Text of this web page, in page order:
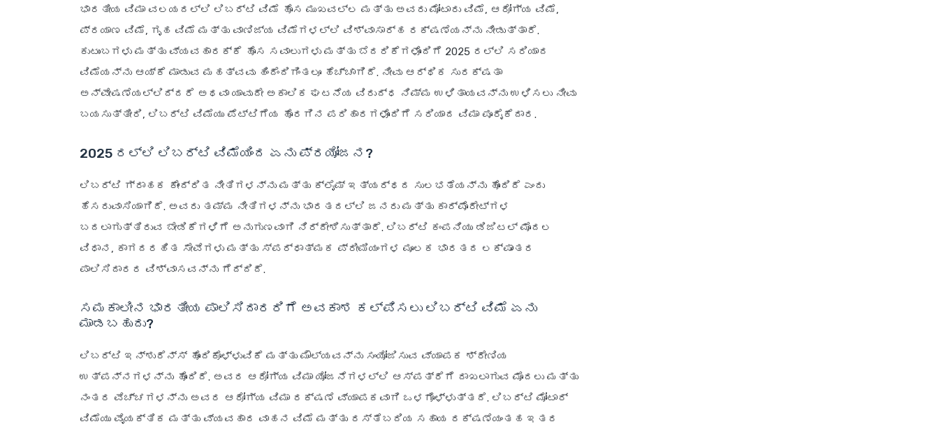
ಭಾರತೀಯ ವಿಮಾ ವಲಯದಲ್ಲಿ ಲಿಬರ್ಟಿ ವಿಮೆ ಹೊಸ ಮುಖವಲ್ಲ ಮತ್ತು ಅವರು ಮೋಟಾರು ವಿಮೆ, ಆರೋಗ್ಯ ವಿಮೆ,
ಪ್ರಯಾಣ ವಿಮೆ, ಗೃಹ ವಿಮೆ ಮತ್ತು ವಾಣಿಜ್ಯ ವಿಮೆಗಳಲ್ಲಿ ವಿಶ್ವಾಸಾರ್ಹ ರಕ್ಷಣೆಯನ್ನು ನೀಡುತ್ತಾರೆ.
ಕುಟುಂಬಗಳು ಮತ್ತು ವ್ಯವಹಾರಕ್ಕೆ ಹೊಸ ಸವಾಲುಗಳು ಮತ್ತು ಬೆದರಿಕೆಗಳೊಂದಿಗೆ 2025 ರಲ್ಲಿ ಸರಿಯಾದ
ವಿಮೆಯನ್ನು ಆಯ್ಕೆ ಮಾಡುವ ಮಹತ್ವವು ಹಿಂದೆಂದಿಗಿಂತಲೂ ಹೆಚ್ಚಾಗಿದೆ. ನೀವು ಆರ್ಥಿಕ ಸುರಕ್ಷತಾ
ಅನ್ವೇಷಣೆಯಲ್ಲಿದ್ದರೆ ಅಥವಾ ಯಾವುದೇ ಅಕಾಲಿಕ ಘಟನೆಯ ವಿರುದ್ಧ ನಿಮ್ಮ ಉಳಿತಾಯವನ್ನು ಉಳಿಸಲು ನೀವು
ಬಯಸುತ್ತೀರಿ, ಲಿಬರ್ಟಿ ವಿಮೆಯು ಪೆಟ್ಟಿಗೆಯ ಹೊರಗಿನ ಪರಿಹಾರಗಳೊಂದಿಗೆ ಸರಿಯಾದ ವಿಮಾ ಪೂರೈಕೆದಾರ.
2025 ರಲ್ಲಿ ಲಿಬರ್ಟಿ ವಿಮೆಯಿಂದ ಏನು ಪ್ರಯೋಜನ?
ಲಿಬರ್ಟಿ ಗ್ರಾಹಕ ಕೇಂದ್ರಿತ ನೀತಿಗಳನ್ನು ಮತ್ತು ಕ್ಲೈಮ್ ಇತ್ಯರ್ಥದ ಸುಲಭತೆಯನ್ನು ಹೊಂದಿದೆ ಎಂದು
ಹೆಸರುವಾಸಿಯಾಗಿದೆ. ಅವರು ತಮ್ಮ ನೀತಿಗಳನ್ನು ಭಾರತದಲ್ಲಿ ಜನರು ಮತ್ತು ಕಾರ್ಪೊರೇಟ್‌ಗಳ
ಬದಲಾಗುತ್ತಿರುವ ಬೇಡಿಕೆಗಳಿಗೆ ಅನುಗುಣವಾಗಿ ನಿರ್ದೇಶಿಸುತ್ತಾರೆ. ಲಿಬರ್ಟಿ ಕಂಪನಿಯು ಡಿಜಿಟಲ್ ಮೊದಲ
ವಿಧಾನ, ಕಾಗದರಹಿತ ಸೇವೆಗಳು ಮತ್ತು ಸ್ಪರ್ಧಾತ್ಮಕ ಪ್ರೀಮಿಯಂಗಳ ಮೂಲಕ ಭಾರತದ ಲಕ್ಷಾಂತರ
ಪಾಲಿಸಿದಾರರ ವಿಶ್ವಾಸವನ್ನು ಗೆದ್ದಿದೆ.
ಸಮಕಾಲೀನ ಭಾರತೀಯ ಪಾಲಿಸಿದಾರರಿಗೆ ಅವಕಾಶ ಕಲ್ಪಿಸಲು ಲಿಬರ್ಟಿ ವಿಮೆ ಏನು
ಮಾಡಬಹುದು?
ಲಿಬರ್ಟಿ ಇನ್ಶುರೆನ್ಸ್ ಹೊಂದಿಕೊಳ್ಳುವಿಕೆ ಮತ್ತು ಮೌಲ್ಯವನ್ನು ಸಂಯೋಜಿಸುವ ವ್ಯಾಪಕ ಶ್ರೇಣಿಯ
ಉತ್ಪನ್ನಗಳನ್ನು ಹೊಂದಿದೆ. ಅವರ ಆರೋಗ್ಯ ವಿಮಾ ಯೋಜನೆಗಳಲ್ಲಿ ಆಸ್ಪತ್ರೆಗೆ ದಾಖಲಾಗುವ ಮೊದಲು ಮತ್ತು
ನಂತರ ವೆಚ್ಚಗಳನ್ನು ಅವರ ಆರೋಗ್ಯ ವಿಮಾ ರಕ್ಷಣೆ ವ್ಯಾಪಕವಾಗಿ ಒಳಗೊಳ್ಳುತ್ತದೆ. ಲಿಬರ್ಟಿ ಮೋಟಾರ್
ವಿಮೆಯು ವೈಯಕ್ತಿಕ ಮತ್ತು ವ್ಯವಹಾರ ವಾಹನ ವಿಮೆ ಮತ್ತು ರಸ್ತೆಬದಿಯ ಸಹಾಯ ರಕ್ಷಣೆಯಂತಹ ಇತರ